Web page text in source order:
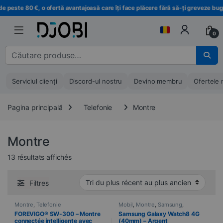
Treci la navigare
Treci la conținut
80 €, o ofertă avantajoasă care îți face plăcere fără să-ți greveze
0
Căutare pentru :
Serviciul clienți Discord-ul nostru Devino membru Ofertele
Pagina principală Telefonie Montre
Montre
13 résultats affichésTrié du plus récent au plus ancien
Filtres
Montre, Telefonie
FOREVIGO® SW-300 – Montre
connectée intelligente avec
Mobil, Montre, Samsung,
Telefonie
Samsung Galaxy Watch8 4G
(40mm) – Argent